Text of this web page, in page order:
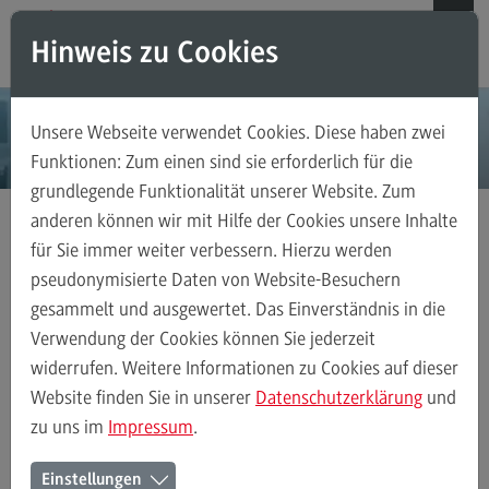
Direkt zum Inhalt
Direkt zum Hauptmenu
Direkt zum Footer
Weiterbildungsangebote für Einzelpersonen
Weiterbildungsangebote für Einzelpersonen
Weiterbildungsarten
FAQ
Kontakt
Weiterbildungsangebote für Unternehmen
Executive Engineering
Hinweis zu Cookies
Unsere Webseite verwendet Cookies. Diese haben zwei
Funktionen: Zum einen sind sie erforderlich für die
grundlegende Funktionalität unserer Website. Zum
anderen können wir mit Hilfe der Cookies unsere Inhalte
für Sie immer weiter verbessern. Hierzu werden
pseudonymisierte Daten von Website-Besuchern
gesammelt und ausgewertet. Das Einverständnis in die
Verwendung der Cookies können Sie jederzeit
widerrufen. Weitere Informationen zu Cookies auf dieser
Website finden Sie in unserer Datenschutzerklärung und
zu uns im Impressum.
Einstellungen